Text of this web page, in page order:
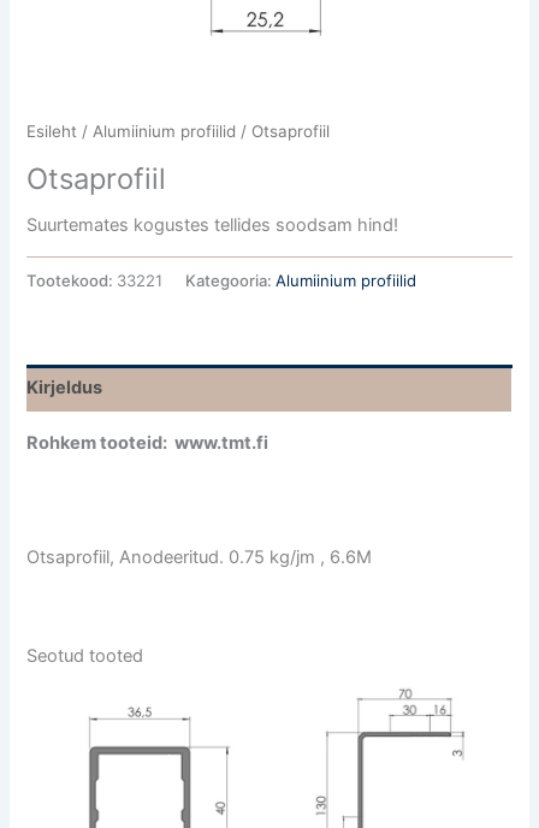
Esileht /Alumiinium profiilid / Otsaprofiil
Otsaprofiil
Suurtemates kogustes tellides soodsam hind!
Tootekood: 33221 Kategooria:Alumiinium profiilid
Kirjeldus
Rohkem tooteid: www.tmt.fi
Otsaprofiil, Anodeeritud. 0.75 kg/jm , 6.6M
Seotud tooted